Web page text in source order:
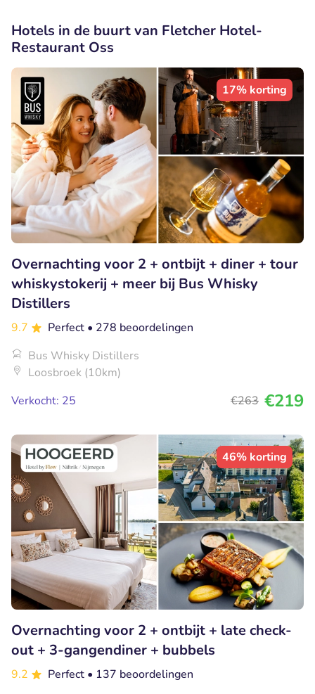
Hotels in de buurt van Fletcher Hotel-
Restaurant Oss
17% korting
Overnachting voor 2 + ontbijt + diner + tour
whiskystokerij + meer bij Bus Whisky
Distillers
9.7 Perfect • 278 beoordelingen
Bus Whisky Distillers
Loosbroek (10km)
Verkocht: 25
€263 €219
46% korting
Overnachting voor 2 + ontbijt + late check-
out + 3-gangendiner + bubbels
9.2 Perfect • 137 beoordelingen